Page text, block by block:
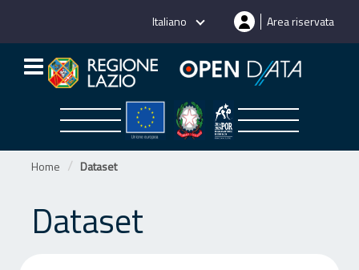
Italiano Area riservata
Home Dataset
Dataset